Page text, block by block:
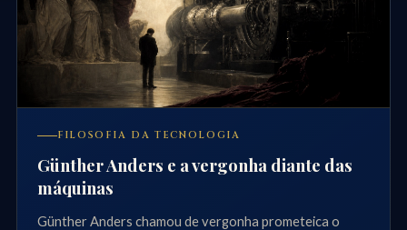
FILOSOFIA DA TECNOLOGIA
Günther Anders e a vergonha diante das
máquinas
Günther Anders chamou de vergonha prometeica o